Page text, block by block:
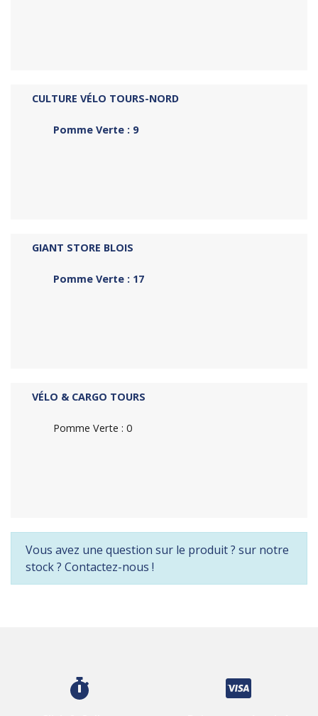
CULTURE VÉLO TOURS-NORD
Pomme Verte : 9
GIANT STORE BLOIS
Pomme Verte : 17
VÉLO & CARGO TOURS
Pomme Verte : 0
Vous avez une question sur le produit ? sur notre
stock ? Contactez-nous !